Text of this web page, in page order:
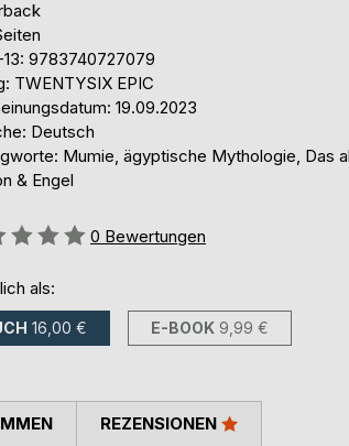
13: 9783740727079
TWENTYSIX EPIC
19.09.2023
Deutsch
Mumie, ägyptische Mythologie, Das
& Engel
0 Bewertungen
als:
16,00 € E-BOOK 9,99 €
REZENSIONEN